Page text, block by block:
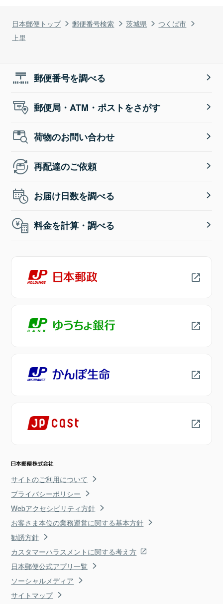
日本郵便トップ 郵便番号検索 茨城県
つくば市
上里
郵便番号を調べる
郵便局・ATM・ポストをさがす
荷物のお問い合わせ
再配達のご依頼
お届け日数を調べる
料金を計算・調べる
サイトのご利用について
プライバシーポリシー
Webアクセシビリティ方針
お客さま本位の業務運営に関する基本方針
勧誘方針
カスタマーハラスメントに関する考え方
日本郵便公式アプリ一覧
ソーシャルメディア
サイトマップ